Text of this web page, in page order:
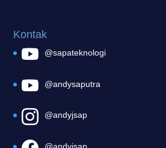
Kontak
@sapateknologi
@andysaputra
@andyjsap
@andyjsap